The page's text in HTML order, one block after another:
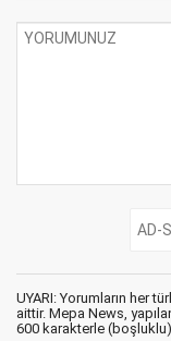
UYARI: Yorumların her
aittir. Mepa News,
600 karakterle (boşluklu)